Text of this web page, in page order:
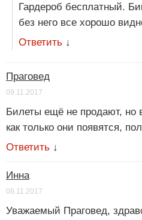
Гардероб бесплатный.
без него все хорошо
Ответить ↓
Праговед
09.11.2017
Билеты ещё не продают, но
как только они появятся,
Ответить ↓
Инна
08.11.2017
Уважаемый Праговед,